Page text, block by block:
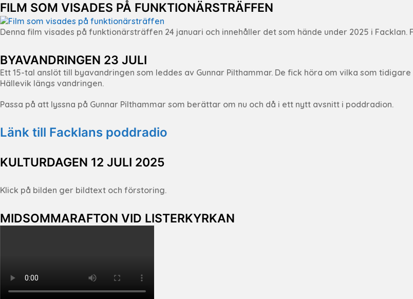
FILM SOM VISADES PÅ FUNKTIONÄRSTRÄFFEN
Denna film visades på funktionärsträffen 24 januari och innehåller det som hände under 2025 i Facklan.
BYAVANDRINGEN 23 JULI
Ett 15-tal anslöt till byavandringen som leddes av Gunnar Pilthammar. De fick höra om vilka som
Hällevik längs vandringen.
Passa på att lyssna på Gunnar Pilthammar som berättar om nu och då i ett nytt avsnitt i poddradion.
Länk till Facklans poddradio
KULTURDAGEN 12 JULI 2025
Klick på bilden ger bildtext och förstoring.
MIDSOMMARAFTON VID LISTERKYRKAN